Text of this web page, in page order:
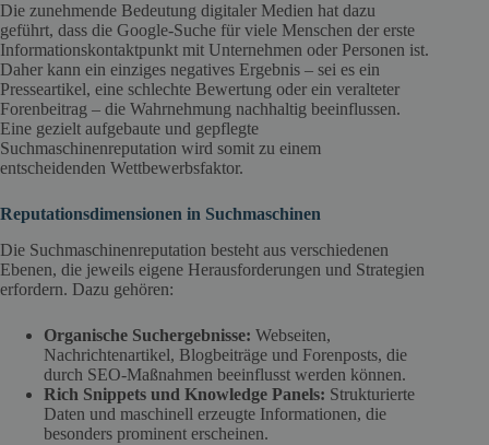
Die zunehmende Bedeutung digitaler Medien hat dazu
geführt, dass die Google-Suche für viele Menschen der erste
Informationskontaktpunkt mit Unternehmen oder Personen ist.
Daher kann ein einziges negatives Ergebnis – sei es ein
Presseartikel, eine schlechte Bewertung oder ein veralteter
Forenbeitrag – die Wahrnehmung nachhaltig beeinflussen.
Eine gezielt aufgebaute und gepflegte
Suchmaschinenreputation wird somit zu einem
entscheidenden Wettbewerbsfaktor.
Reputationsdimensionen in Suchmaschinen
Die Suchmaschinenreputation besteht aus verschiedenen
Ebenen, die jeweils eigene Herausforderungen und Strategien
erfordern. Dazu gehören:
Organische Suchergebnisse: Webseiten,
Nachrichtenartikel, Blogbeiträge und Forenposts, die
durch SEO-Maßnahmen beeinflusst werden können.
Rich Snippets und Knowledge Panels: Strukturierte
Daten und maschinell erzeugte Informationen, die
besonders prominent erscheinen.